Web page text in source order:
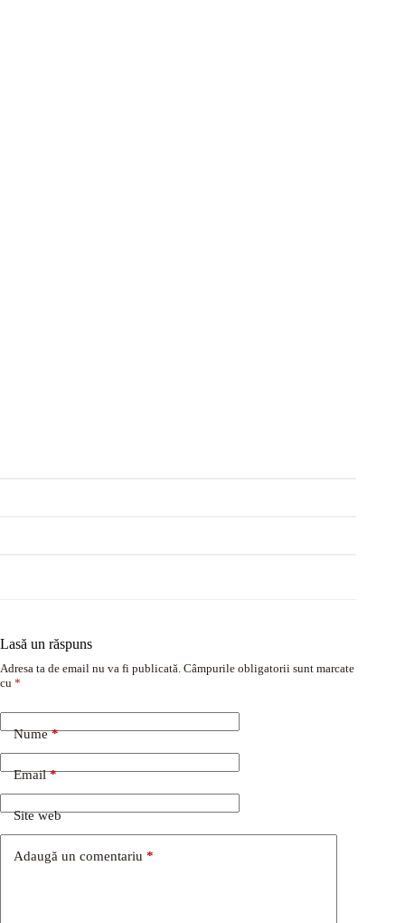
Lasă un răspuns
Adresa ta de email nu va fi publicată. Câmpurile obligatorii sunt marcate
cu *
Nume*
Email*
Site web
Adaugă un comentariu *